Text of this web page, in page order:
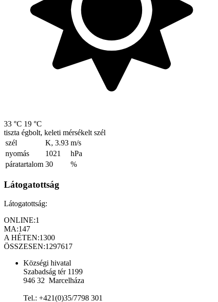
33 °C 19 °C
tiszta égbolt, keleti mérsékelt szél
szél
K, 3.93 m/s
nyomás
1021
hPa
páratartalom 30 %
Látogatottság
Látogatottság:
ONLINE:1
MA:147
A HÉTEN:1300
ÖSSZESEN:1297617
Községi hivatal
Szabadság tér 1199
946 32 Marcelháza
Tel.: +421(0)35/7798 301